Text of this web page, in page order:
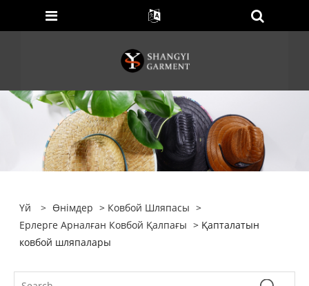
Үй > Өнімдер > Ковбой Шляпасы >
Ерлерге Арналған Ковбой Қалпағы > Қапталатын
ковбой шляпалары